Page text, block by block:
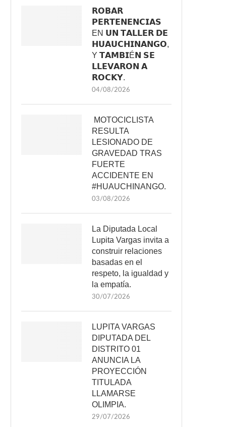
𝗥𝗢𝗕𝗔𝗥
𝗣𝗘𝗥𝗧𝗘𝗡𝗘𝗡𝗖𝗜𝗔𝗦
EN 𝗨𝗡 𝗧𝗔𝗟𝗟𝗘𝗥 𝗗𝗘
𝗛𝗨𝗔𝗨𝗖𝗛𝗜𝗡𝗔𝗡𝗚𝗢,
Y 𝗧𝗔𝗠𝗕𝗜É𝗡 𝗦𝗘
𝗟𝗟𝗘𝗩𝗔𝗥𝗢𝗡 𝗔
𝗥𝗢𝗖𝗞𝗬.
04/08/2026
MOTOCICLISTA
RESULTA
LESIONADO DE
GRAVEDAD TRAS
FUERTE
ACCIDENTE EN
#HUAUCHINANGO.
03/08/2026
La Diputada Local
Lupita Vargas invita a
construir relaciones
basadas en el
respeto, la igualdad y
la empatía.
30/07/2026
LUPITA VARGAS
DIPUTADA DEL
DISTRITO 01
ANUNCIA LA
PROYECCIÓN
TITULADA
LLAMARSE
OLIMPIA.
29/07/2026